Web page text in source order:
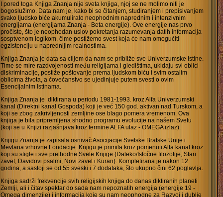
I pored toga Knjiga Znanja nije sveta knjiga, njoj se ne molimo niti je
bogoslužimo. Data nam je, kako bi se čitanjem, studiranjem i prepisivanjem
svako ljudsko biće akumuliralo neophodnim naprednim i intenzivnim
energijama (energijama Znanja - Beta energije). Ove energije nas prvo
pročiste, što je neophodan uslov pokretanja razumevanja datih informacija
sosptvenom logikom, čime postižemo svest koja će nam omogućiti
egzistenciju u naprednijim realnostima.
Knjiga Znanja je data sa ciljem da nam se približe sve Univerzumske Istine.
Time se mire razdvojenosti među religijama i gledištima, ukidaju svi oblici
diskriminacije, postiže poštovanje prema ljudskom biću i svim ostalim
oblicima života, a čovečanstvo se ujedinjuje putem svesti o ovim
Esencijalnim Istinama.
Knjiga Znanja je diktirana u periodu 1981-1993. kroz Alfa Univerzumski
kanal (Direktni kanal Gospoda) koji je već 150 god. aktivan nad Turskom, a
koji se zbog zakrivljenosti zemljine ose blago pomera vremenom. Ova
knjiga je bila pripremljena shodno programu evolucije na našem Svetu
(koji se u Knjizi razjašnjava kroz termine ALFA ulaz - OMEGA izlaz).
Knjigu Znanja je zapisala osnivač Asocijacije Svetske Bratske Unije i
Mevlana vrhovne Fondacije. Knjigu je primila kroz pomenuti Alfa kanal kroz
koji su stigle i sve prethodne Svete Knjige (Daleko/Istočne filozofije, Stari
zavet, Davidovi psalmi, Novi zavet i Kuran). Kompletirana je nakon 12
godina, a sastoji se od 55 sveski i 7 dodataka, što ukupno čini 62 poglavlja.
Knjiga sadrži frekvencije svih religijskih knjiga do danas diktiranih planeti
Zemlji, ali i čitav spektar do sada nam nepoznatih energija (energije 19 -
Omega dimenzije) i informacija koje su nam neophodne za Razvoj i dublje